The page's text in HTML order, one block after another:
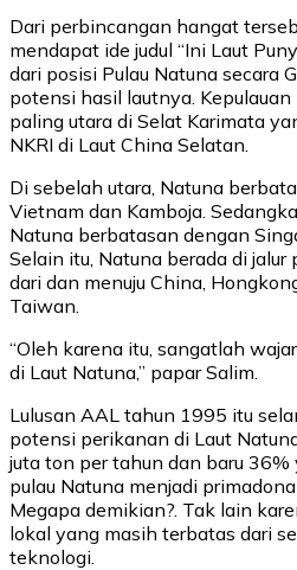
Dari perbincangan hangat
mendapat ide judul “Ini Laut
dari posisi Pulau Natuna secara
potensi hasil lautnya.
paling utara di Selat Karimata
NKRI di Laut China Selatan.
Di sebelah utara, Natuna
Vietnam dan Kamboja.
Natuna berbatasan dengan
Selain itu, Natuna berada di
dari dan menuju China,
Taiwan.
“Oleh karena itu, sangatlah
di Laut Natuna,” papar Salim.
Lulusan AAL tahun 1995 itu
potensi perikanan di Laut
juta ton per tahun dan baru
pulau Natuna menjadi
Megapa demikian?. Tak lain
lokal yang masih terbatas dari
teknologi.